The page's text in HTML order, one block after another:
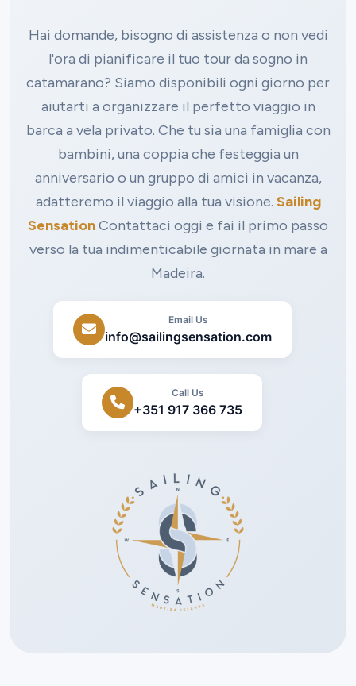
Hai domande, bisogno di assistenza o non vedi
l'ora di pianificare il tuo tour da sogno in
catamarano? Siamo disponibili ogni giorno per
aiutarti a organizzare il perfetto viaggio in
barca a vela privato. Che tu sia una famiglia con
bambini, una coppia che festeggia un
anniversario o un gruppo di amici in vacanza,
adatteremo il viaggio alla tua visione. Sailing
SensationContattaci oggi e fai il primo passo
verso la tua indimenticabile giornata in mare a
Madeira.
Email Us
info@sailingsensation.com
Call Us
+351 917 366 735